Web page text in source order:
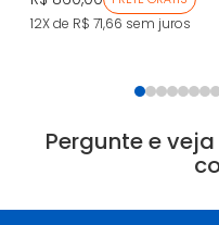
12X de R$ 71,66 sem juros
Pergunte e